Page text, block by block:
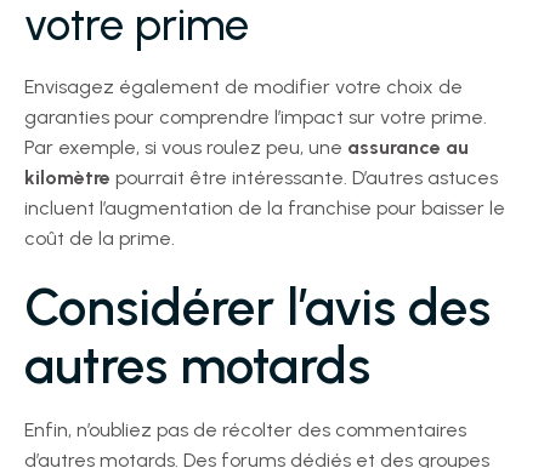
votre prime
Envisagez également de modifier votre choix de
garanties pour comprendre l’impact sur votre prime.
Par exemple, si vous roulez peu, une assurance au
kilomètre pourrait être intéressante. D’autres astuces
incluent l’augmentation de la franchise pour baisser le
coût de la prime.
Considérer l’avis des
autres motards
Enfin, n’oubliez pas de récolter des commentaires
d’autres motards. Des forums dédiés et des groupes